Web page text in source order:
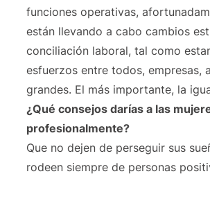
funciones operativas,
están llevando a cabo cambios
conciliación laboral, tal como
esfuerzos entre todos, empresas,
grandes. El más importante, la
¿Qué consejos darías a las
profesionalmente?
Que no dejen de perseguir sus
rodeen siempre de personas